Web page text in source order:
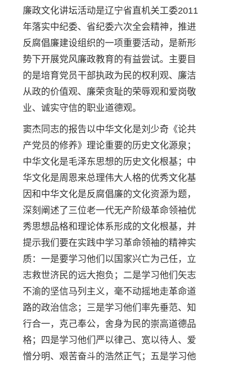
廉政文化讲坛活动是辽宁省直机关工委2011
年落实中纪委、省纪委六次全会精神，推进
反腐倡廉建设组织的一项重要活动，是新形
势下开展党风廉政教育的有益尝试。主要目
的是培育党员干部执政为民的权利观、廉洁
从政的价值观、廉荣贪耻的荣辱观和爱岗敬
业、诚实守信的职业道德观。
窦杰同志的报告以中华文化是刘少奇《论共
产党员的修养》理论重要的历史文化源泉；
中华文化是毛泽东思想的历史文化根基；中
华文化是周恩来总理伟大人格的优秀文化基
因和中华文化是反腐倡廉的文化资源为题，
深刻阐述了三位老一代无产阶级革命领袖优
秀思想品格和理论体系形成的文化根基，并
提示我们要在实践中学习革命领袖的精神实
质：一是要学习他们以国家兴亡为己任，立
志救世济民的远大抱负；二是学习他们矢志
不渝的坚信马列主义，毫不动摇地走革命道
路的政治信念；三是学习他们率先垂范、知
行合一，克己奉公，舍身为民的崇高道德品
格；四是学习他们严以律己、宽以待人、爱
憎分明、艰苦奋斗的浩然正气；五是学习他